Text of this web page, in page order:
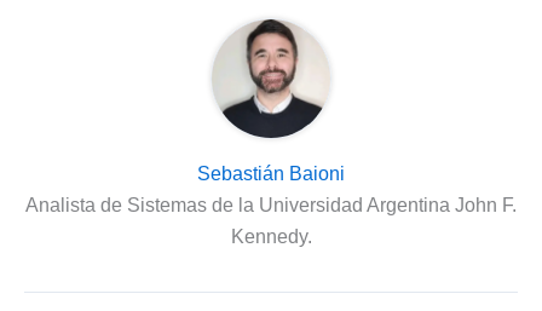
Sebastián Baioni
Analista de Sistemas de la Universidad Argentina John F.
Kennedy.